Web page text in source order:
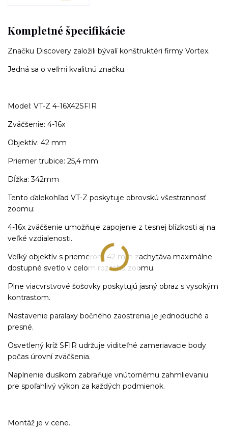
Kompletné špecifikácie
Značku Discovery založili bývalí konštruktéri firmy Vortex.
Jedná sa o veľmi kvalitnú značku.
Model: VT-Z 4-16X42SFIR
Zväčšenie: 4-16x
Objektív: 42 mm
Priemer trubice: 25,4 mm
Dĺžka: 342mm
Tento ďalekohľad VT-Z poskytuje obrovskú všestrannosť
zoomu:
4-16x zväčšenie umožňuje zapojenie z tesnej blízkosti aj na
veľké vzdialenosti.
Veľký objektív s priemerom 42 mm zachytáva maximálne
dostupné svetlo v celom rozsahu zoomu.
Plne viacvrstvové šošovky poskytujú jasný obraz s vysokým
kontrastom.
Nastavenie paralaxy bočného zaostrenia je jednoduché a
presné.
Osvetlený kríž SFIR udržuje viditeľné zameriavacie body
počas úrovní zväčšenia.
Naplnenie dusíkom zabraňuje vnútornému zahmlievaniu
pre spoľahlivý výkon za každých podmienok.
Montáž je v cene.